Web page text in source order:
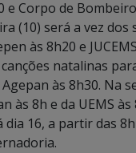
e Corpo de
(10) será a vez dos
às 8h20 e
natalinas
às 8h30. Na
às 8h e da UEMS às
16, a partir das